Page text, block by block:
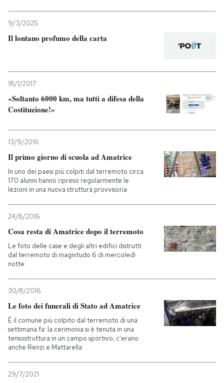
9/3/2025
Il lontano profumo della carta
18/1/2017
«Soltanto 6000 km, ma tutti a difesa della
Costituzione!»
13/9/2016
Il primo giorno di scuola ad Amatrice
In uno dei paesi più colpiti dal terremoto circa
170 alunni hanno ripreso regolarmente le
lezioni in una nuova struttura provvisoria
24/8/2016
Cosa resta di Amatrice dopo il terremoto
Le foto delle case e degli altri edifici distrutti
dal terremoto di magnitudo 6 di mercoledì
notte
30/8/2016
Le foto dei funerali di Stato ad Amatrice
È il comune più colpito dal terremoto di una
settimana fa: la cerimonia si è tenuta in una
tensostruttura in un campo sportivo, c'erano
anche Renzi e Mattarella
29/7/2021